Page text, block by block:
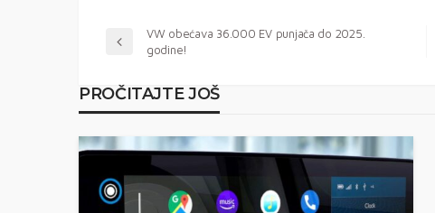
VW obećava 36.000 EV punjača do 2025.
godine!
PROČITAJTE JOŠ